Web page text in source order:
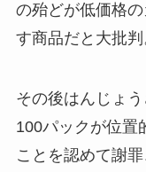
の殆どが低価格
す商品だと大批判
その後はんじょ
100パックが位置
ことを認めて謝